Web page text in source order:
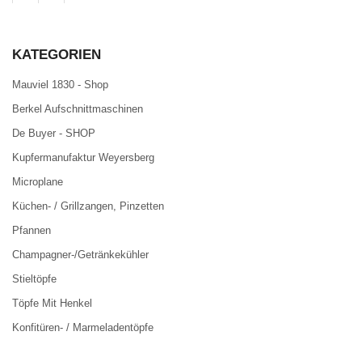
KATEGORIEN
Mauviel 1830 - Shop
Berkel Aufschnittmaschinen
De Buyer - SHOP
Kupfermanufaktur Weyersberg
Microplane
Küchen- / Grillzangen, Pinzetten
Pfannen
Champagner-/Getränkekühler
Stieltöpfe
Töpfe Mit Henkel
Konfitüren- / Marmeladentöpfe